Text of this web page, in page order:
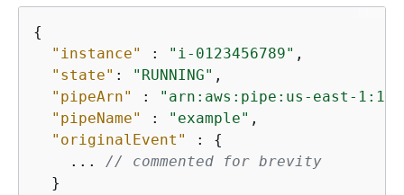
{
"instance"
: "i-0123456789" ,
"state" : "RUNNING" ,
"pipeArn"
:
"arn:aws:pipe:us-east-
"pipeName"
: "example" ,
"originalEvent"
: {
    ...
// commented for brevity
  }